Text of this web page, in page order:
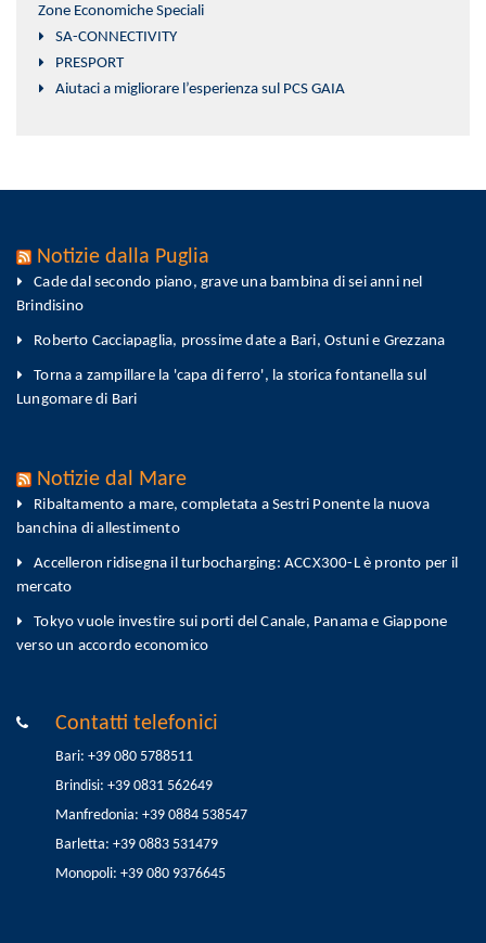
Zone Economiche Speciali
SA-CONNECTIVITY
PRESPORT
Aiutaci a migliorare l’esperienza sul PCS GAIA
Notizie dalla Puglia
Cade dal secondo piano, grave una bambina di sei anni nel
Brindisino
Roberto Cacciapaglia, prossime date a Bari, Ostuni e Grezzana
Torna a zampillare la 'capa di ferro', la storica fontanella sul
Lungomare di Bari
Notizie dal Mare
Ribaltamento a mare, completata a Sestri Ponente la nuova
banchina di allestimento
Accelleron ridisegna il turbocharging: ACCX300-L è pronto per il
mercato
Tokyo vuole investire sui porti del Canale, Panama e Giappone
verso un accordo economico
Contatti telefonici
Bari: +39 080 5788511
Brindisi: +39 0831 562649
Manfredonia: +39 0884 538547
Barletta: +39 0883 531479
Monopoli: +39 080 9376645